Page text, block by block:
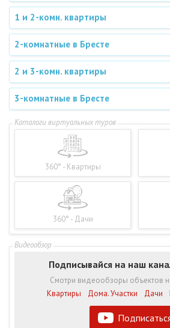
1 и 2-комн. квартиры
2-комнатные в Бресте
2 и 3-комн. квартиры
3-комнатные в Бресте
360° - Квартиры
360° - Дачи
Подписывайся на наш
Смотри видеообзоры объектов
Квартиры
Дома. Участки Дачи